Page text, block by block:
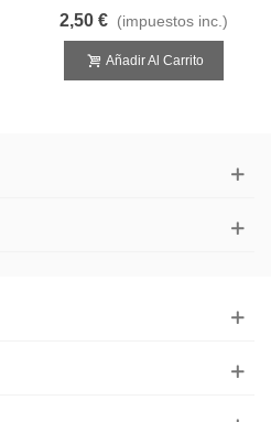
2,50 € (impuestos inc.)
Añadir Al Carrito